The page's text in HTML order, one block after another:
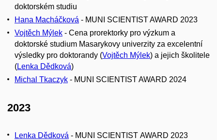
doktorském studiu
Hana Macháčková - MUNI SCIENTIST AWARD 2023
Vojtěch Mýlek - Cena prorektorky pro výzkum a
doktorské studium Masarykovy univerzity za excelentní
výsledky pro doktorandy (Vojtěch Mýlek) a jejich školitele
(Lenka Dědková)
Michal Tkaczyk - MUNI SCIENTIST AWARD 2024
2023
Lenka Dědková - MUNI SCIENTIST AWARD 2023